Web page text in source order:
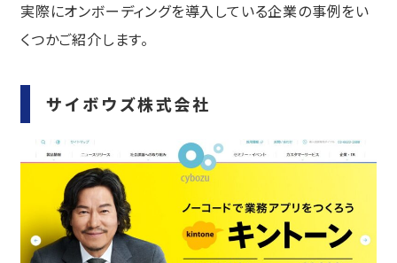
実際にオンボーディングを導入している企業の事例をい
くつかご紹介します。
サイボウズ株式会社